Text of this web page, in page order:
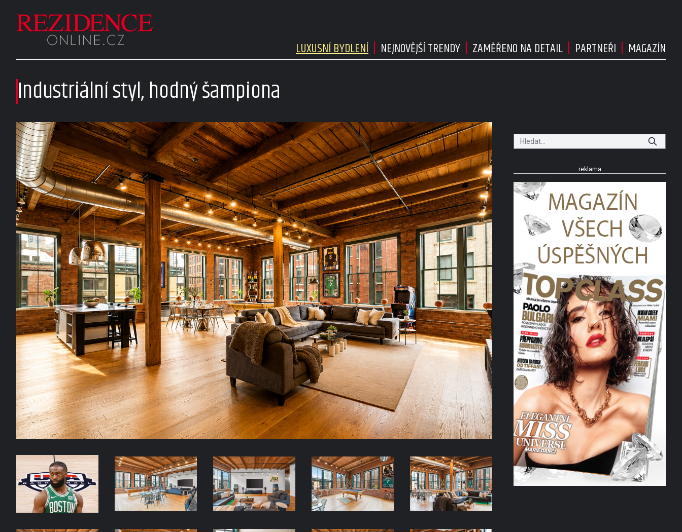
LUXUSNÍ BYDLENÍ NEJNOVĚJŠÍ TRENDY ZAMĚŘENO NA DETAIL PARTNEŘI MAGAZÍN
Industriální styl, hodný šampiona
reklama